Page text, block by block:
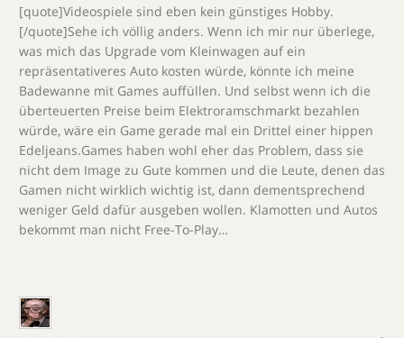
[quote]Videospiele sind eben kein günstiges Hobby.
[/quote]Sehe ich völlig anders. Wenn ich mir nur überlege,
was mich das Upgrade vom Kleinwagen auf ein
repräsentativeres Auto kosten würde, könnte ich meine
Badewanne mit Games auffüllen. Und selbst wenn ich die
überteuerten Preise beim Elektroramschmarkt bezahlen
würde, wäre ein Game gerade mal ein Drittel einer hippen
Edeljeans.Games haben wohl eher das Problem, dass sie
nicht dem Image zu Gute kommen und die Leute, denen das
Gamen nicht wirklich wichtig ist, dann dementsprechend
weniger Geld dafür ausgeben wollen. Klamotten und Autos
bekommt man nicht Free-To-Play…